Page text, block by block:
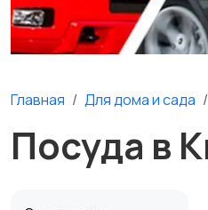
Главная Для дома и cада
Посуда в